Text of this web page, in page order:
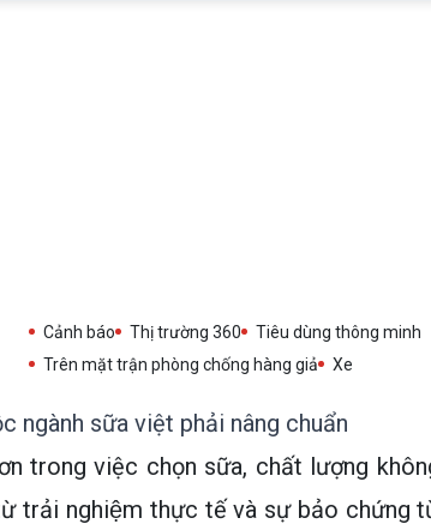
Cảnh báo Thị trường 360
Tiêu dùng thông minh
Trên mặt trận phòng chống hàng giả
Xe
ngành sữa việt phải nâng chuẩn
trong việc chọn sữa, chất lượng
trải nghiệm thực tế và sự bảo chứng